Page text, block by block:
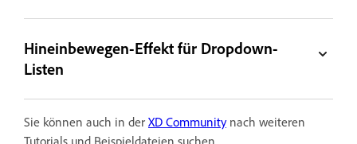
Hineinbewegen-Effekt für Dropdown-
Listen
Sie können auch in der XD Communitynach weiteren